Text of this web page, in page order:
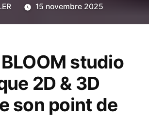
15 novembre 2025
studio
2D & 3D
son point de